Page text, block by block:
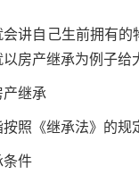
讲自己生前拥有
房产继承为例子给
继承
照《继承法》的规
件